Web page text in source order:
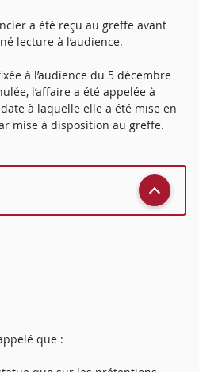
a été reçu au greffe avant
lecture à l’audience.
à l’audience du 5 décembre
l’affaire a été appelée à
à laquelle elle a été mise en
mise à disposition au greffe.
que :